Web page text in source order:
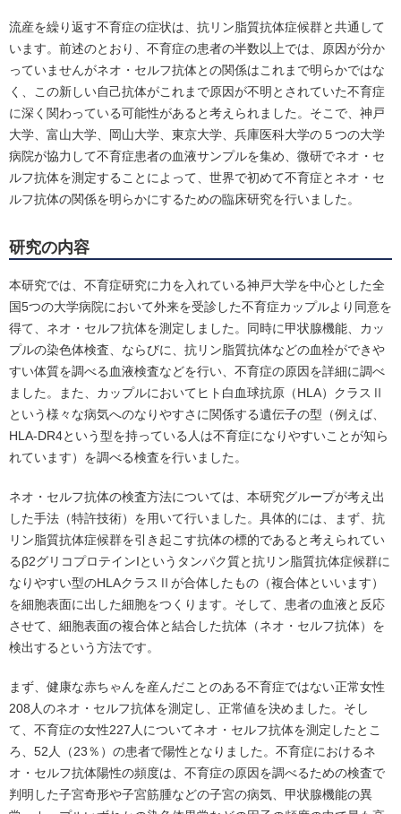
流産を繰り返す不育症の症状は、抗リン脂質抗体症候群と共通して
います。前述のとおり、不育症の患者の半数以上では、原因が分か
っていませんがネオ・セルフ抗体との関係はこれまで明らかではな
く、この新しい自己抗体がこれまで原因が不明とされていた不育症
に深く関わっている可能性があると考えられました。そこで、神戸
大学、富山大学、岡山大学、東京大学、兵庫医科大学の５つの大学
病院が協力して不育症患者の血液サンプルを集め、微研でネオ・セ
ルフ抗体を測定することによって、世界で初めて不育症とネオ・セ
ルフ抗体の関係を明らかにするための臨床研究を行いました。
研究の内容
本研究では、不育症研究に力を入れている神戸大学を中心とした全
国5つの大学病院において外来を受診した不育症カップルより同意を
得て、ネオ・セルフ抗体を測定しました。同時に甲状腺機能、カッ
プルの染色体検査、ならびに、抗リン脂質抗体などの血栓ができや
すい体質を調べる血液検査などを行い、不育症の原因を詳細に調べ
ました。また、カップルにおいてヒト白血球抗原（HLA）クラスⅡ
という様々な病気へのなりやすさに関係する遺伝子の型（例えば、
HLA-DR4という型を持っている人は不育症になりやすいことが知ら
れています）を調べる検査を行いました。
ネオ・セルフ抗体の検査方法については、本研究グループが考え出
した手法（特許技術）を用いて行いました。具体的には、まず、抗
リン脂質抗体症候群を引き起こす抗体の標的であると考えられてい
るβ2グリコプロテインIというタンパク質と抗リン脂質抗体症候群に
なりやすい型のHLAクラスⅡが合体したもの（複合体といいます）
を細胞表面に出した細胞をつくります。そして、患者の血液と反応
させて、細胞表面の複合体と結合した抗体（ネオ・セルフ抗体）を
検出するという方法です。
まず、健康な赤ちゃんを産んだことのある不育症ではない正常女性
208人のネオ・セルフ抗体を測定し、正常値を決めました。そし
て、不育症の女性227人についてネオ・セルフ抗体を測定したとこ
ろ、52人（23％）の患者で陽性となりました。不育症におけるネ
オ・セルフ抗体陽性の頻度は、不育症の原因を調べるための検査で
判明した子宮奇形や子宮筋腫などの子宮の病気、甲状腺機能の異